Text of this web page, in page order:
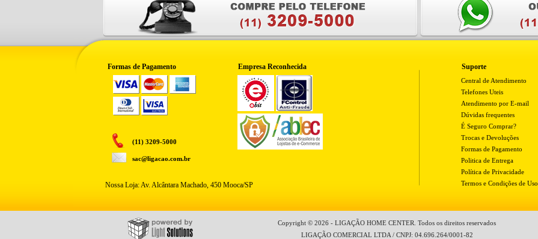
Formas de Pagamento Empresa Reconhecida
(11) 3209-5000
sac@ligacao.com.br
Suporte
Central de Atendimento
Telefones Uteis
Atendimento por E-mail
Dúvidas frequentes
É Seguro Comprar?
Trocas e Devoluções
Formas de Pagamento
Politica de Entrega
Política de Privacidade
Termos e Condições de Uso
Nossa Loja: Av. Alcântara Machado, 450 Mooca/SP
Copyright © 2026 - LIGAÇÃO HOME CENTER. Todos os direitos reservados
LIGAÇÃO COMERCIAL LTDA / CNPJ: 04.696.264/0001-82